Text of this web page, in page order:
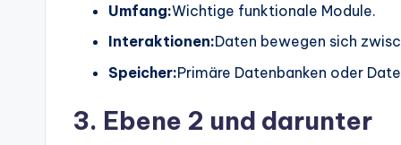
Umfang:Wichtige funktionale Module.
Interaktionen:Daten bewegen sich
Speicher:Primäre Datenbanken oder
3. Ebene 2 und darunter